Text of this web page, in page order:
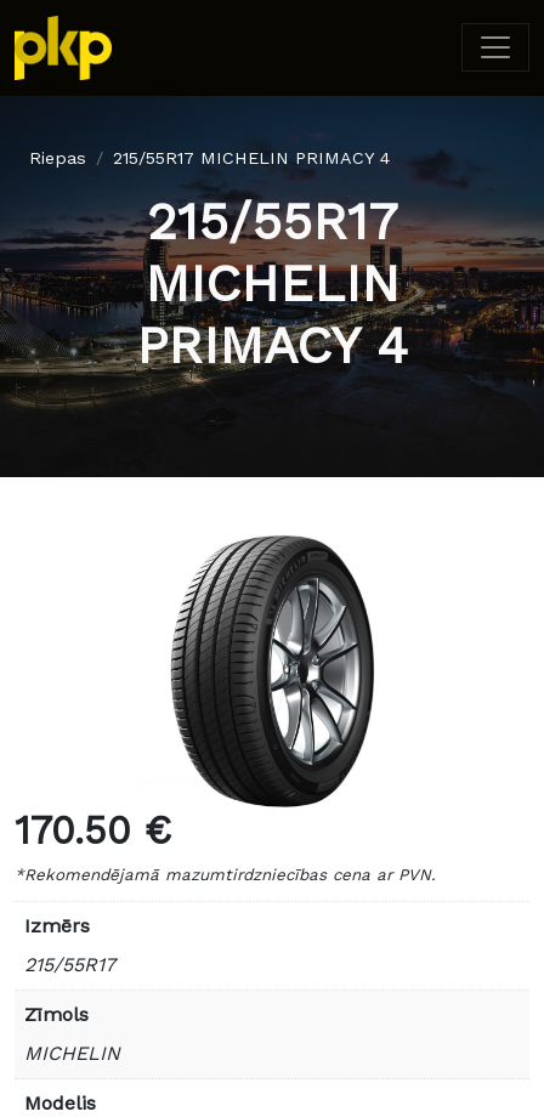
Riepas 215/55R17 MICHELIN PRIMACY 4
215/55R17
MICHELIN
PRIMACY 4
170.50 €
*Rekomendējamā mazumtirdzniecības cena ar PVN.
Izmērs
215/55R17
Zīmols
MICHELIN
Modelis